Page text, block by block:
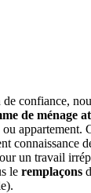
confiance,
de ménage
appartement.
connaissance
un travail
le remplaçons